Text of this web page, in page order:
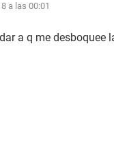
a las 00:01
a q me desboquee